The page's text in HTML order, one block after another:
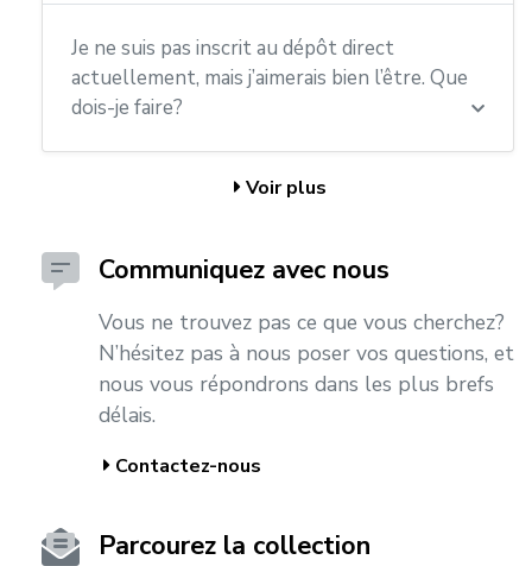
Je ne suis pas inscrit au dépôt direct
actuellement, mais j’aimerais bien l’être. Que
dois-je faire?
Voir plus
Communiquez avec nous
Vous ne trouvez pas ce que vous cherchez?
N’hésitez pas à nous poser vos questions, et
nous vous répondrons dans les plus brefs
délais.
Contactez-nous
Parcourez la collection